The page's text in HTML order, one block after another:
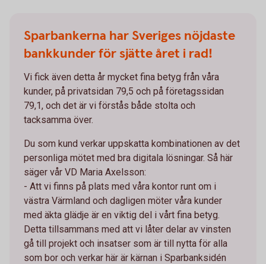
Sparbankerna har Sveriges nöjdaste
bankkunder för sjätte året i rad!
Vi fick även detta år mycket fina betyg från våra
kunder, på privatsidan 79,5 och på företagssidan
79,1, och det är vi förstås både stolta och
tacksamma över.
Du som kund verkar uppskatta kombinationen av det
personliga mötet med bra digitala lösningar. Så här
säger vår VD Maria Axelsson:
- Att vi finns på plats med våra kontor runt om i
västra Värmland och dagligen möter våra kunder
med äkta glädje är en viktig del i vårt fina betyg.
Detta tillsammans med att vi låter delar av vinsten
gå till projekt och insatser som är till nytta för alla
som bor och verkar här är kärnan i Sparbanksidén